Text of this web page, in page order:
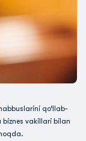
qo‘llab-
vakillari bilan